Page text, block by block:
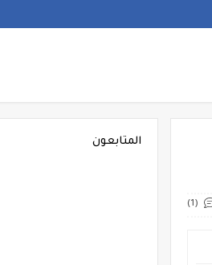
(1)
المتابعون